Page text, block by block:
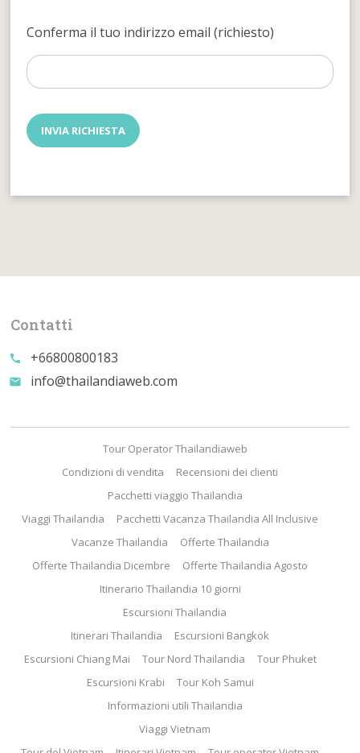
Conferma il tuo indirizzo email (richiesto)
Contatti
call +66800800183
email info@thailandiaweb.com
Tour Operator Thailandiaweb
Condizioni di vendita
Recensioni dei clienti
Pacchetti viaggio Thailandia
Viaggi Thailandia
Pacchetti Vacanza Thailandia All Inclusive
Vacanze Thailandia
Offerte Thailandia
Offerte Thailandia Dicembre
Offerte Thailandia Agosto
Itinerario Thailandia 10 giorni
Escursioni Thailandia
Itinerari Thailandia
Escursioni Bangkok
Escursioni Chiang Mai
Tour Nord Thailandia
Tour Phuket
Escursioni Krabi
Tour Koh Samui
Informazioni utili Thailandia
Viaggi Vietnam